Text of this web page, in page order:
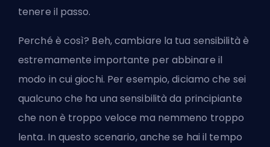
tenere il passo.
Perché è così? Beh, cambiare la tua sensibilità è
estremamente importante per abbinare il
modo in cui giochi. Per esempio, diciamo che sei
qualcuno che ha una sensibilità da principiante
che non è troppo veloce ma nemmeno troppo
lenta. In questo scenario, anche se hai il tempo